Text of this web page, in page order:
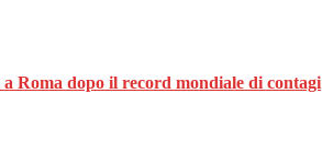
Roma dopo il record mondiale di contagi